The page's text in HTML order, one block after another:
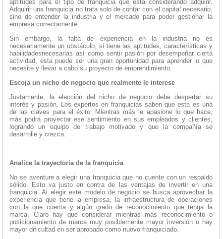
aptitudes para el tipo de franquicia que está considerando adquirir.
Adquirir una franquicia no trata solo de contar con el capital necesario,
sino de entender la industria y el mercado para poder gestionar la
empresa correctamente.
Sin embargo, la falta de experiencia en la industria no es
necesariamente un obstáculo, si tiene las aptitudes, características y
habilidadesnecesarias así como sentir pasión por desempeñar cierta
actividad, esta puede ser una gran oportunidad para aprender lo que
necesite y llevar a cabo su proyecto de emprendimiento.
Escoja un nicho de negocio que realmente le interese
Justamente, la elección del nicho de negocio debe despertar su
interés y pasión. Los expertos en franquicias saben que esta es una
de las claves para el éxito. Mientras más le apasione lo que hace,
más podrá proyectar ese sentimiento en sus empleados y clientes,
logrando un equipo de trabajo motivado y que la compañía se
desarrolle y crezca.
Analice la trayectoria de la franquicia
No se aventure a elegir una franquicia que no cuente con un respaldo
sólido. Esto va justo en contra de las ventajas de invertir en una
franquicia. Al elegir este modelo de negocio se busca aprovechar la
experiencia que tiene la empresa, la infraestructura de operaciones
con la que cuenta y algún grado de reconocimiento que tenga la
marca. Claro hay que considerar mientras más reconocimiento o
posicionamiento de marca muy posiblemente mayor inversión o hay
mayor dificultad en ser aprobado como nuevo franquiciado.